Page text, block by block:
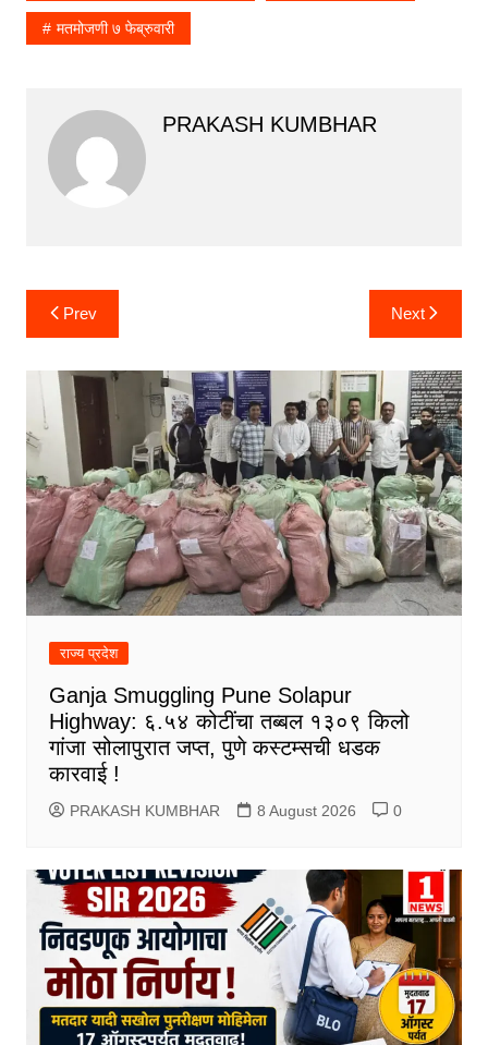
मतमोजणी ७ फेब्रुवारी
PRAKASH KUMBHAR
Post
navigation
Prev Next
राज्य प्रदेश
Ganja Smuggling Pune Solapur
Highway: ६.५४ कोटींचा तब्बल १३०९ किलो
गांजा सोलापुरात जप्त, पुणे कस्टम्सची धडक
कारवाई !
PRAKASH KUMBHAR 8 August 2026 0